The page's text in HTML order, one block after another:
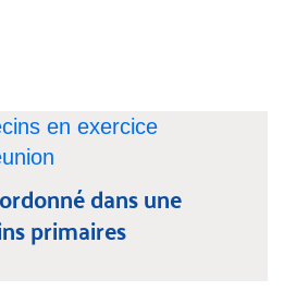
dans une
primaires